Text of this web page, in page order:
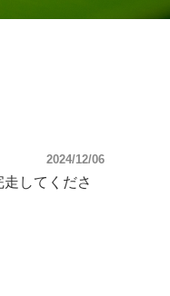
2024/12/06
してくださ